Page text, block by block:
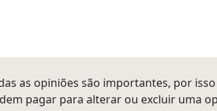
as opiniões são importantes, por
pagar para alterar ou excluir uma